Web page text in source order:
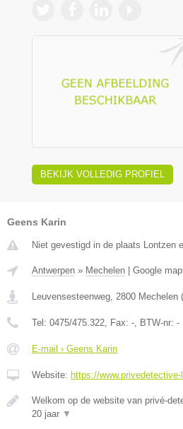
BEKIJK VOLLEDIG PROFIEL
Geens Karin
Niet gevestigd in de plaats Lontzen
Antwerpen » Mechelen | Google
Leuvensesteenweg 2800 Mechelen (
Tel: 0475/475.322 , Fax: - , BTW-nr: -
E-mail › Geens Karin
Website: https://
Welkom op de website van privé-
20 jaar ▼